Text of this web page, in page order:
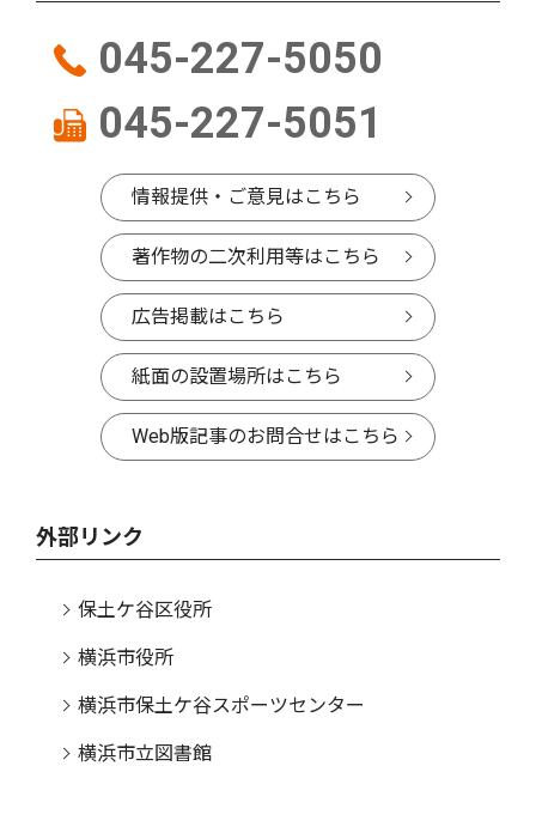
045-227-5050
045-227-5051
情報提供・ご意見はこちら
著作物の二次利用等はこちら
広告掲載はこちら
紙面の設置場所はこちら
Web版記事のお問合せはこちら
外部リンク
保土ケ谷区役所
横浜市役所
横浜市保土ケ谷スポーツセンター
横浜市立図書館